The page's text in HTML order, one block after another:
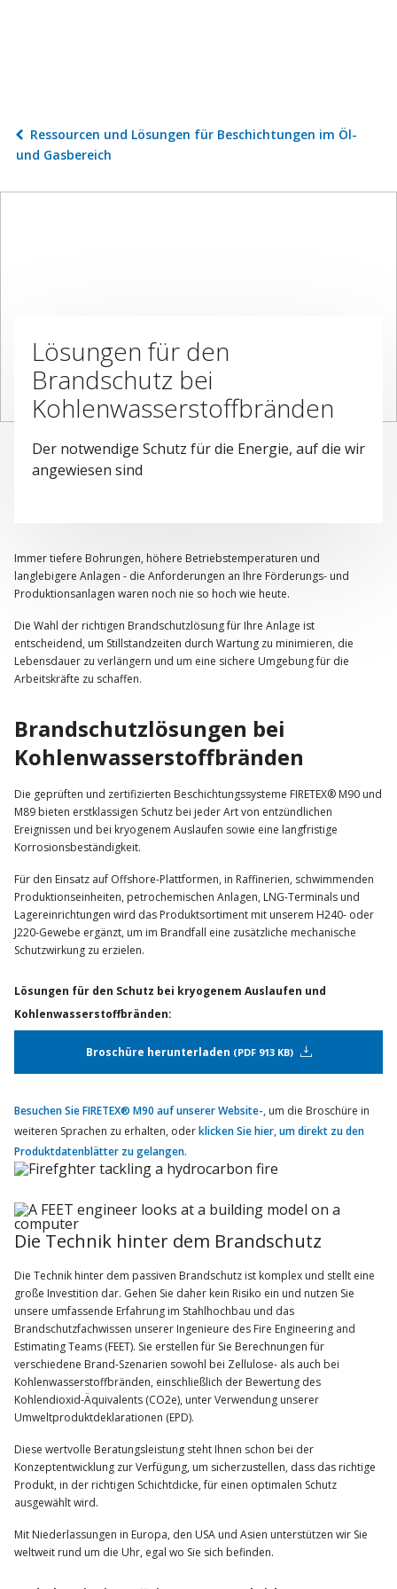
Ressourcen und Lösungen für Beschichtungen im Öl-
und Gasbereich
Lösungen für den
Brandschutz bei
Kohlenwasserstoffbränden
Der notwendige Schutz für die Energie, auf die wir
angewiesen sind
Immer tiefere Bohrungen, höhere Betriebstemperaturen und
langlebigere Anlagen - die Anforderungen an Ihre Förderungs- und
Produktionsanlagen waren noch nie so hoch wie heute.
Die Wahl der richtigen Brandschutzlösung für Ihre Anlage ist
entscheidend, um Stillstandzeiten durch Wartung zu minimieren, die
Lebensdauer zu verlängern und um eine sichere Umgebung für die
Arbeitskräfte zu schaffen.
Brandschutzlösungen bei
Kohlenwasserstoffbränden
Die geprüften und zertifizierten Beschichtungssysteme FIRETEX® M90 und
M89 bieten erstklassigen Schutz bei jeder Art von entzündlichen
Ereignissen und bei kryogenem Auslaufen sowie eine langfristige
Korrosionsbeständigkeit.
Für den Einsatz auf Offshore-Plattformen, in Raffinerien, schwimmenden
Produktionseinheiten, petrochemischen Anlagen, LNG-Terminals und
Lagereinrichtungen wird das Produktsortiment mit unserem H240- oder
J220-Gewebe ergänzt, um im Brandfall eine zusätzliche mechanische
Schutzwirkung zu erzielen.
Lösungen für den Schutz bei kryogenem Auslaufen und
Kohlenwasserstoffbränden:
Broschüre herunterladen PDF 913 KB
Besuchen Sie FIRETEX® M90 auf unserer Website-, um die Broschüre in
weiteren Sprachen zu erhalten, oderklicken Sie hier, um direkt zu den
Produktdatenblätter zu gelangen.
Die Technik hinter dem Brandschutz
Die Technik hinter dem passiven Brandschutz ist komplex und stellt eine
große Investition dar. Gehen Sie daher kein Risiko ein und nutzen Sie
unsere umfassende Erfahrung im Stahlhochbau und das
Brandschutzfachwissen unserer Ingenieure des Fire Engineering and
Estimating Teams (FEET). Sie erstellen für Sie Berechnungen für
verschiedene Brand-Szenarien sowohl bei Zellulose- als auch bei
Kohlenwasserstoffbränden, einschließlich der Bewertung des
Kohlendioxid-Äquivalents (CO2e), unter Verwendung unserer
Umweltproduktdeklarationen (EPD).
Diese wertvolle Beratungsleistung steht Ihnen schon bei der
Konzeptentwicklung zur Verfügung, um sicherzustellen, dass das richtige
Produkt, in der richtigen Schichtdicke, für einen optimalen Schutz
ausgewählt wird.
Mit Niederlassungen in Europa, den USA und Asien unterstützen wir Sie
weltweit rund um die Uhr, egal wo Sie sich befinden.